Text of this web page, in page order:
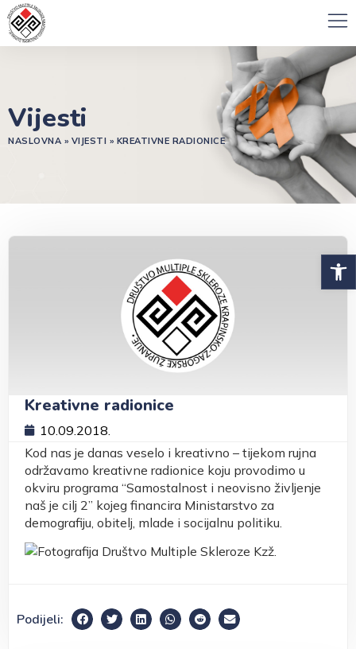
Vijesti
NASLOVNA » VIJESTI » KREATIVNE RADIONICE
Kreativne radionice
10.09.2018.
Kod nas je danas veselo i kreativno – tijekom rujna
održavamo kreativne radionice koju provodimo u
okviru programa “Samostalnost i neovisno življenje
naš je cilj 2” kojeg financira Ministarstvo za
demografiju, obitelj, mlade i socijalnu politiku.
Podijeli: